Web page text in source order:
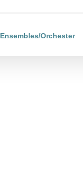
Ensembles/Orchester